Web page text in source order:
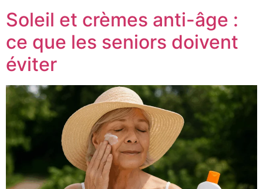
Soleil et crèmes anti-âge :
ce que les seniors doivent
éviter